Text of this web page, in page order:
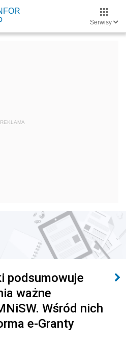
Serwisy
podsumowuje
ważne
Wśród nich
e-Granty